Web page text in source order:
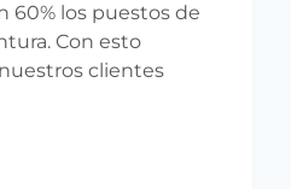
60% los puestos de
Con esto
clientes